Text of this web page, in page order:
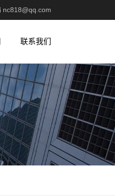
nc818@qq.com
联系我们